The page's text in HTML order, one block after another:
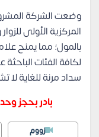
وضعت الشركة
المركزية الأولى
بالمول؛ مما يمنح
لكافة الفئات
سداد مرنة للغاية
بادر بحجز
زووم